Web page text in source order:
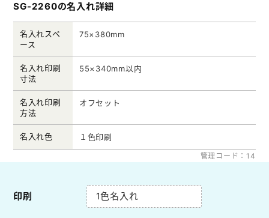
SG-2260の名入れ詳細
名入れスペ
ース
75×380mm
名入れ印刷
寸法
55×340mm以内
名入れ印刷
方法
オフセット
名入れ色 １色印刷
管理コード：14
印刷 1色名入れ